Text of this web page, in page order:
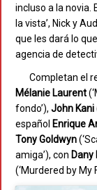
incluso a la novia.
la vista’, Nick y
que les dará lo
agencia de
Completan el
Mélanie Laurent
fondo’), John Kani
español Enrique
Tony Goldwyn
amiga’), con Dany
(‘Murdered by My